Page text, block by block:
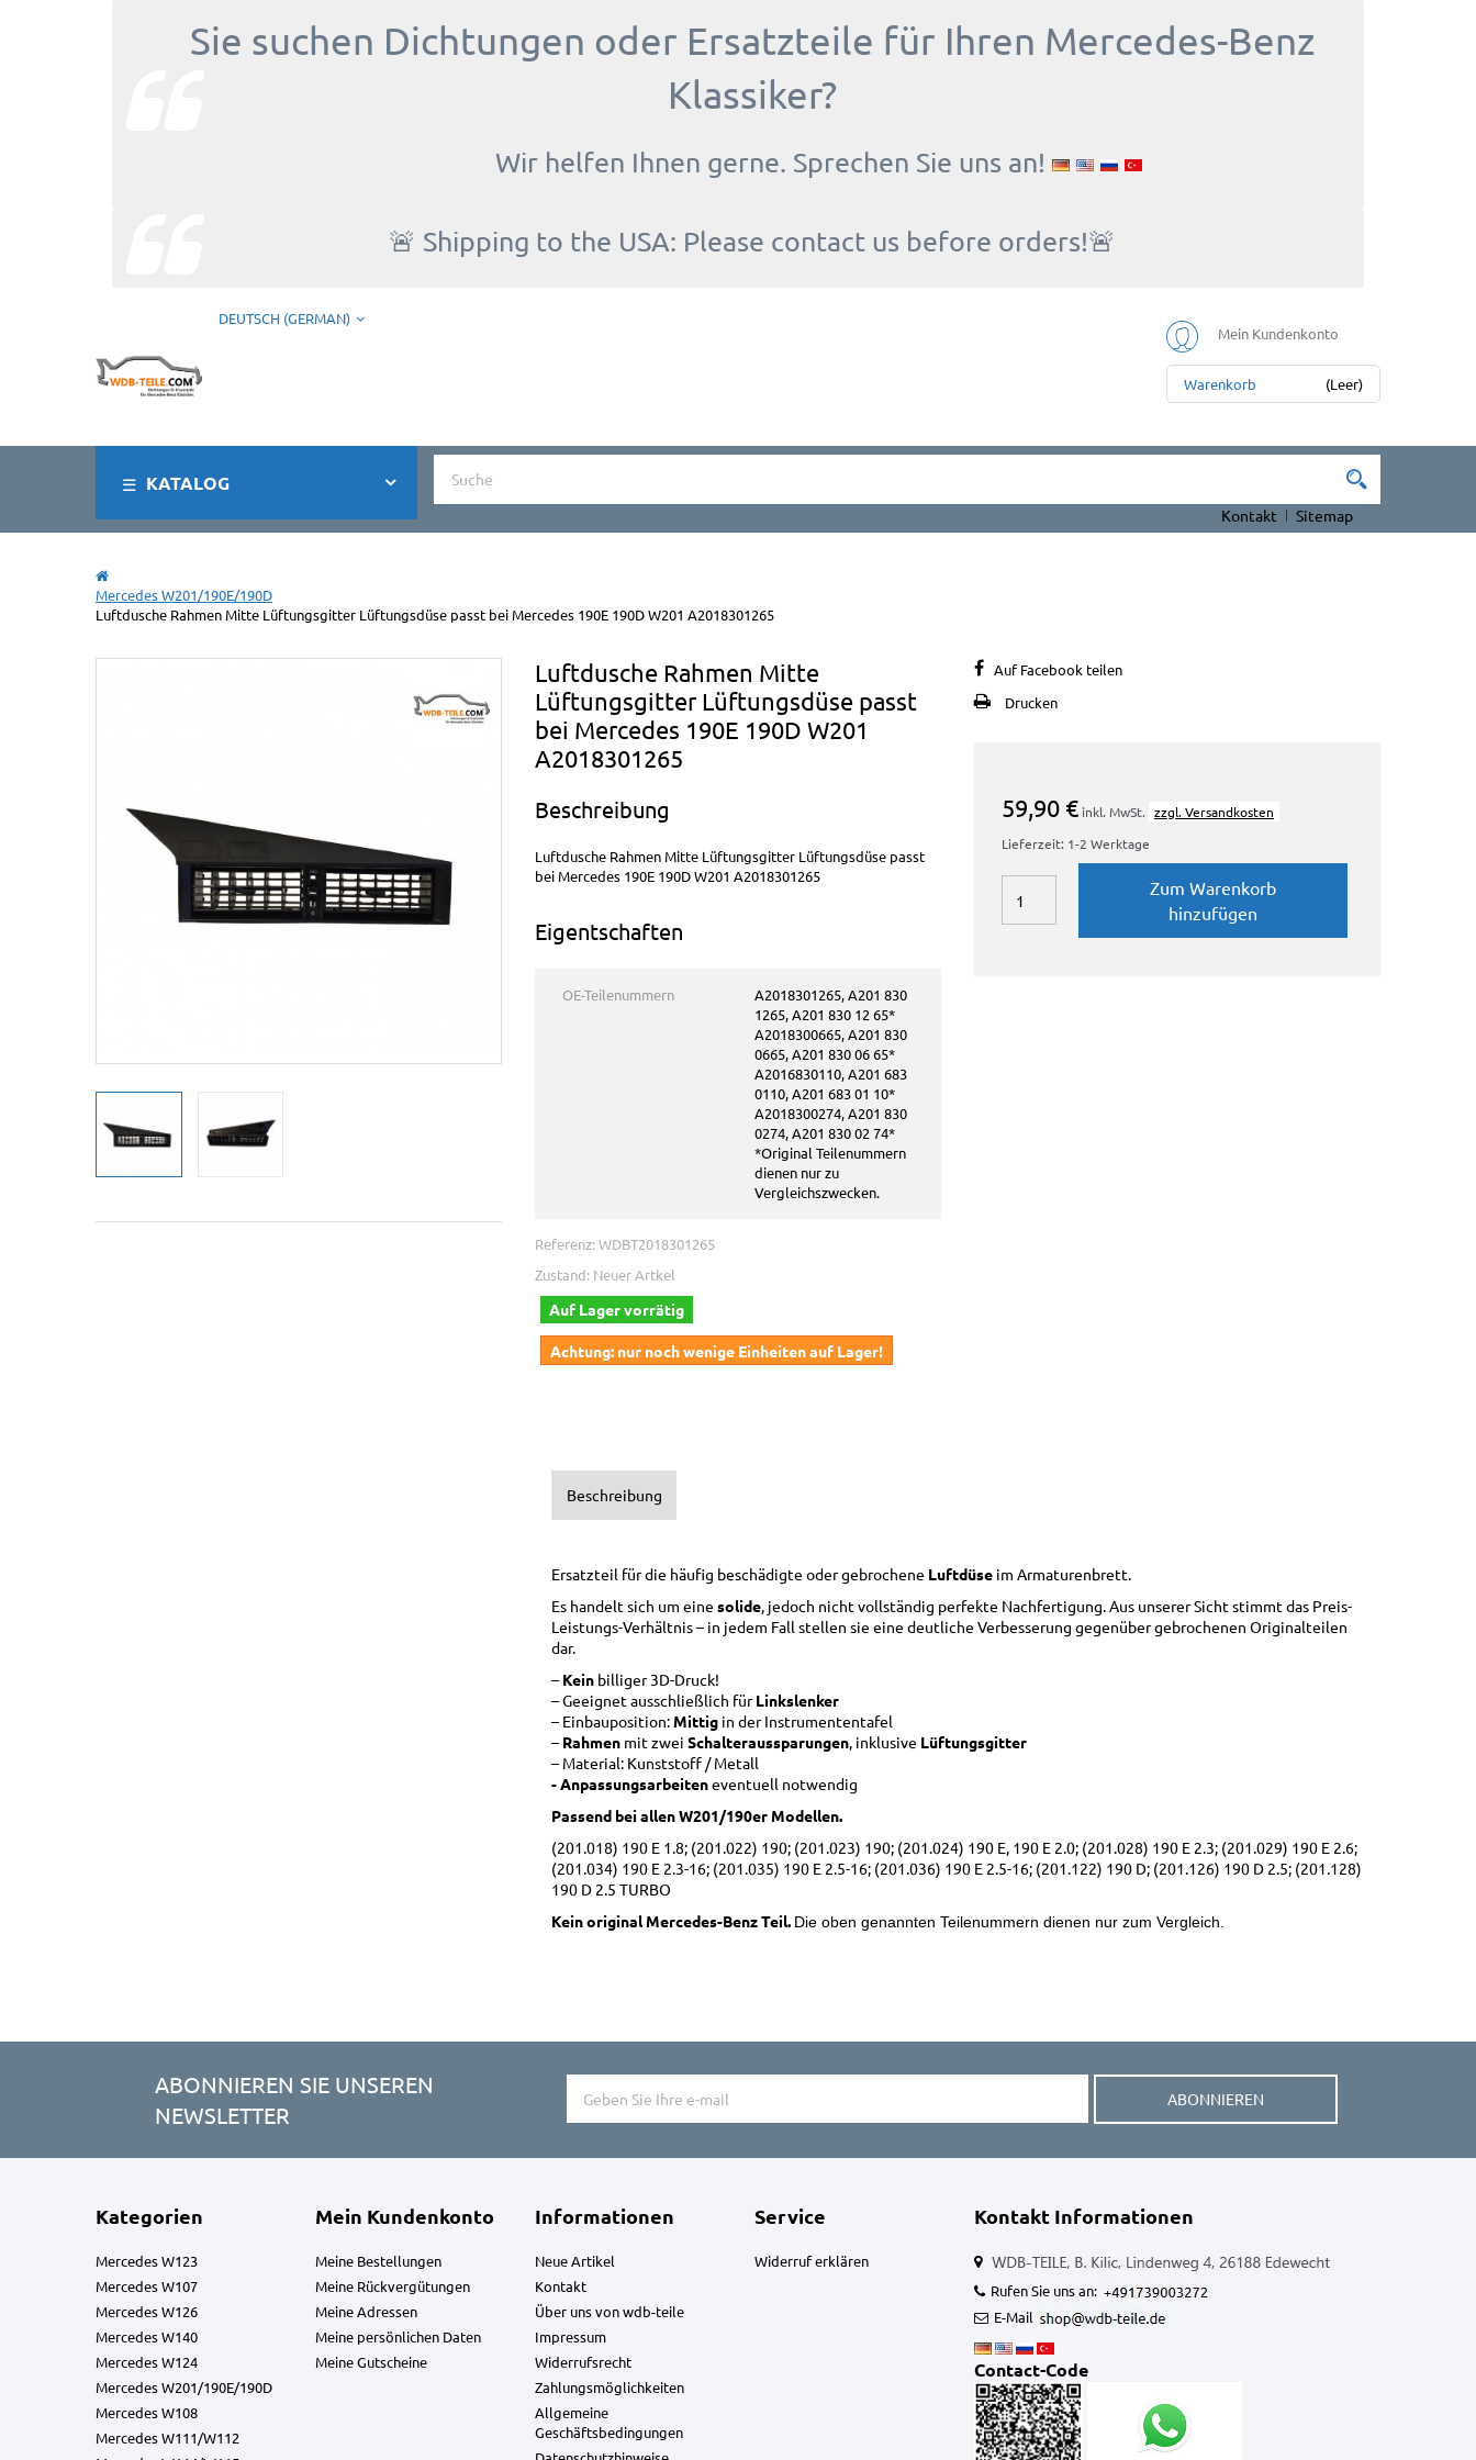
Sie suchen Dichtungen oder Ersatzteile für Ihren Mercedes-Benz
Klassiker?
Wir helfen Ihnen gerne. Sprechen Sie uns an!
🚨 Shipping to the USA: Please contact us before orders!🚨
DEUTSCH (GERMAN)
Mein Kundenkonto
Warenkorb (Leer)
KATALOG
Kontakt Sitemap
Mercedes W201/190E/190D
Luftdusche Rahmen Mitte Lüftungsgitter Lüftungsdüse passt bei Mercedes 190E 190D W201 A2018301265
Luftdusche Rahmen Mitte
Lüftungsgitter Lüftungsdüse passt
bei Mercedes 190E 190D W201
A2018301265
Beschreibung
Luftdusche Rahmen Mitte Lüftungsgitter Lüftungsdüse passt
bei Mercedes 190E 190D W201 A2018301265
Eigentschaften
OE-Teilenummern
A2018301265, A201 830
1265, A201 830 12 65*
A2018300665, A201 830
0665, A201 830 06 65*
A2016830110, A201 683
0110, A201 683 01 10*
A2018300274, A201 830
0274, A201 830 02 74*
*Original Teilenummern
dienen nur zu
Vergleichszwecken.
Referenz: WDBT2018301265
Zustand: Neuer Artkel
Auf Lager vorrätig
Achtung: nur noch wenige Einheiten auf Lager!
Auf Facebook teilen
Drucken
59,90 €inkl. MwSt. zzgl. Versandkosten
Lieferzeit: 1-2 Werktage
Zum Warenkorb
hinzufügen
Beschreibung
Ersatzteil für die häufig beschädigte oder gebrochene Luftdüseim Armaturenbrett.
Es handelt sich um eine solide, jedoch nicht vollständig perfekte Nachfertigung. Aus unserer Sicht stimmt das Preis-
Leistungs-Verhältnis – in jedem Fall stellen sie eine deutliche Verbesserung gegenüber gebrochenen Originalteilen
dar.
– Keinbilliger 3D-Druck!
– Geeignet ausschließlich fürLinkslenker
– Einbauposition: Mittigin der Instrumententafel
– Rahmenmit zwei Schalteraussparungen, inklusive Lüftungsgitter
– Material: Kunststoff / Metall
- Anpassungsarbeiteneventuell notwendig
Passend bei allen W201/190er Modellen.
(201.018) 190 E 1.8; (201.022) 190; (201.023) 190; (201.024) 190 E, 190 E 2.0; (201.028) 190 E 2.3; (201.029) 190 E 2.6;
(201.034) 190 E 2.3-16; (201.035) 190 E 2.5-16; (201.036) 190 E 2.5-16; (201.122) 190 D; (201.126) 190 D 2.5; (201.128)
190 D 2.5 TURBO
Kein original Mercedes-Benz Teil. Die oben genannten Teilenummern dienen nur zum Vergleich.
ABONNIEREN SIE UNSEREN
NEWSLETTER
ABONNIEREN
Kategorien
Mercedes W123
Mercedes W107
Mercedes W126
Mercedes W140
Mercedes W124
Mercedes W201/190E/190D
Mercedes W108
Mercedes W111/W112
Mein Kundenkonto
Meine Bestellungen
Meine Rückvergütungen
Meine Adressen
Meine persönlichen Daten
Meine Gutscheine
Informationen
Neue Artikel
Kontakt
Über uns von wdb-teile
Impressum
Widerrufsrecht
Zahlungsmöglichkeiten
Allgemeine
Geschäftsbedingungen
Service
Widerruf erklären
Kontakt Informationen
Rufen Sie uns an:
E-Mail
Contact-Code